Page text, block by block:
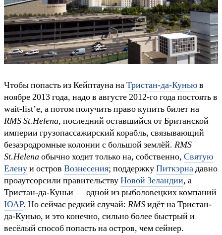
Чтобы попасть из Кейптауна наТристан-да-Куньюв
ноябре 2013 года, надо в августе 2012-го года постоять в
wait-list’е, а потом получить право купить билет на
RMS St.Helena, последний оставшийся от Британской
империи грузопассажирский корабль, связывающий
безаэродромные колонии c большой землёй. RMS
St.Helenaобычно ходит только на, собственно, Святую
Еленуи остров Вознесения; поддержкуПиткэрнадавно
проаутсорсили правительствуНовой Зеландии, а
Тристан-да-Куньи — одной из рыболовецких компаний
ЮАР. Но сейчас редкий случай: RMSидёт на Тристан-
да-Кунью, и это конечно, сильно более быстрый и
весёлый способ попасть на остров, чем сейнер.